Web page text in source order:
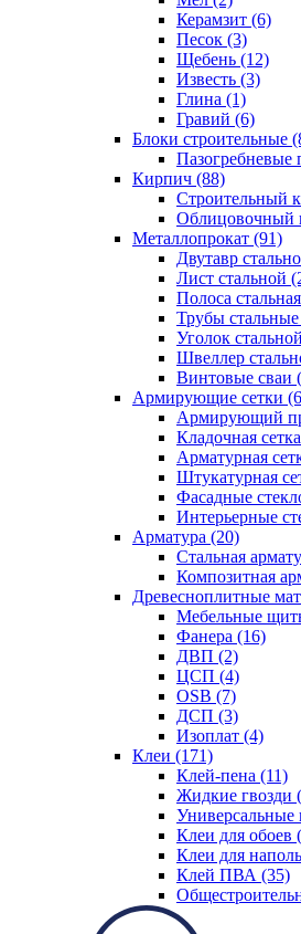
Керамзит (6)
Песок (3)
Щебень (12)
Известь (3)
Глина (1)
Гравий (6)
Блоки строительные
Пазогребневые
Кирпич (88)
Строительный
Облицовочный
Металлопрокат (91)
Двутавр
Лист стальной
Полоса
Трубы
Уголок
Швеллер
Винтовые сваи
Армирующие сетки
Армирующий
Кладочная
Арматурная
Штукатурная
Фасадные
Интерьерные
Арматура (20)
Стальная
Композитная
Древесноплитные
Мебельные
Фанера (16)
ДВП (2)
ЦСП (4)
OSB (7)
ДСП (3)
Изоплат (4)
Клеи (171)
Клей-пена (11)
Жидкие гвозди
Универсальные
Клеи для обоев
Клеи для
Клей ПВА (35)